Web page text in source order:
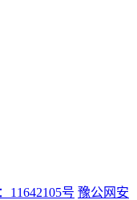
11642105号 豫公网安